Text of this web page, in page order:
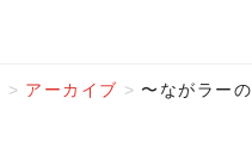
アーカイブ 〜ながラー